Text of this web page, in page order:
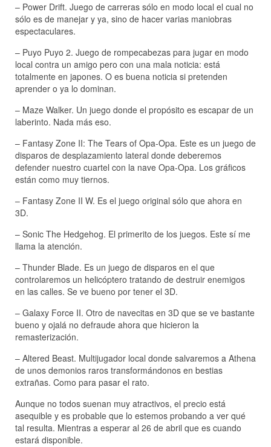
– Power Drift. Juego de carreras sólo en modo local el cual no
sólo es de manejar y ya, sino de hacer varias maniobras
espectaculares.
– Puyo Puyo 2. Juego de rompecabezas para jugar en modo
local contra un amigo pero con una mala noticia: está
totalmente en japones. O es buena noticia si pretenden
aprender o ya lo dominan.
– Maze Walker. Un juego donde el propósito es escapar de un
laberinto. Nada más eso.
– Fantasy Zone II: The Tears of Opa-Opa. Este es un juego de
disparos de desplazamiento lateral donde deberemos
defender nuestro cuartel con la nave Opa-Opa. Los gráficos
están como muy tiernos.
– Fantasy Zone II W. Es el juego original sólo que ahora en
3D.
– Sonic The Hedgehog. El primerito de los juegos. Este sí me
llama la atención.
– Thunder Blade. Es un juego de disparos en el que
controlaremos un helicóptero tratando de destruir enemigos
en las calles. Se ve bueno por tener el 3D.
– Galaxy Force II. Otro de navecitas en 3D que se ve bastante
bueno y ojalá no defraude ahora que hicieron la
remasterización.
– Altered Beast. Multijugador local donde salvaremos a Athena
de unos demonios raros transformándonos en bestias
extrañas. Como para pasar el rato.
Aunque no todos suenan muy atractivos, el precio está
asequible y es probable que lo estemos probando a ver qué
tal resulta. Mientras a esperar al 26 de abril que es cuando
estará disponible.